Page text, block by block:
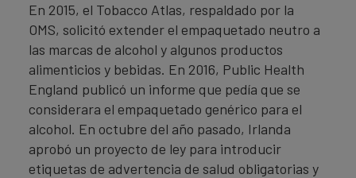
En 2015, el Tobacco Atlas, respaldado por la
OMS, solicitó extender el empaquetado neutro a
las marcas de alcohol y algunos productos
alimenticios y bebidas. En 2016, Public Health
England publicó un informe que pedía que se
considerara el empaquetado genérico para el
alcohol. En octubre del año pasado, Irlanda
aprobó un proyecto de ley para introducir
etiquetas de advertencia de salud obligatorias y